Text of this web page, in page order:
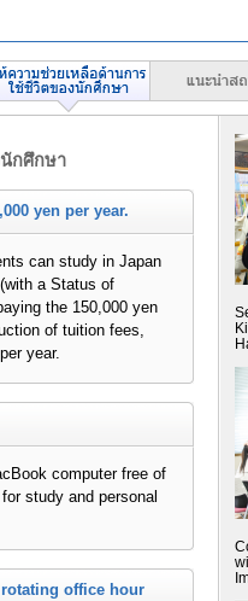
กศึกษา
yen per year.
can study in Japan
a Status of
the 150,000 yen
of tuition fees,
year.
computer free of
study and personal
office hour